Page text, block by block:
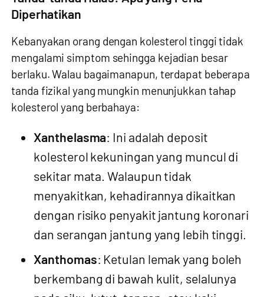
Diperhatikan
Kebanyakan orang dengan kolesterol tinggi tidak
mengalami simptom sehingga kejadian besar
berlaku. Walau bagaimanapun, terdapat beberapa
tanda fizikal yang mungkin menunjukkan tahap
kolesterol yang berbahaya:
Xanthelasma: Ini adalah deposit
kolesterol kekuningan yang muncul di
sekitar mata. Walaupun tidak
menyakitkan, kehadirannya dikaitkan
dengan risiko penyakit jantung koronari
dan serangan jantung yang lebih tinggi.
Xanthomas: Ketulan lemak yang boleh
berkembang di bawah kulit, selalunya